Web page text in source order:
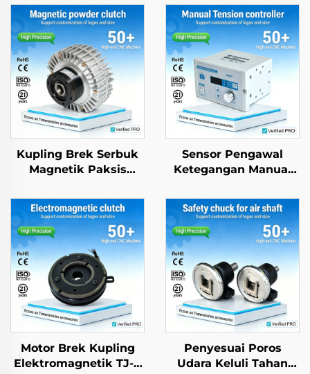
Kupling Brek Serbuk
Magnetik Paksis
Tunggal dengan
Pengawal Ketegangan
24V, 2.5–40 kg
Sensor Pengawal
Ketegangan Manual
Magnetik untuk
Bahagian Mesin
Kertas
Motor Brek Kupling
Elektromagnetik TJ-C
Penyesuai Poros
Udara Keluli Tahan